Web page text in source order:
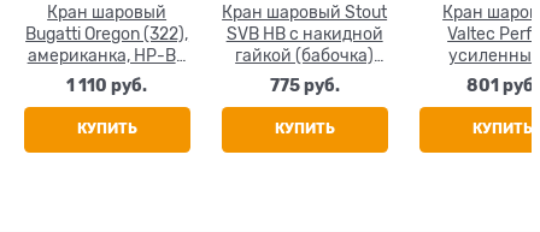
Кран шаровый
Bugatti Oregon (322),
американка, НР-ВР
(бабочка) 1/2"
1 110 руб.
КУПИТЬ
Кран шаровый Stout
SVB НВ с накидной
гайкой (бабочка)
1/2"
775 руб.
КУПИТЬ
Кран
Valtec
(бабочка)
801 руб.
КУПИТЬ